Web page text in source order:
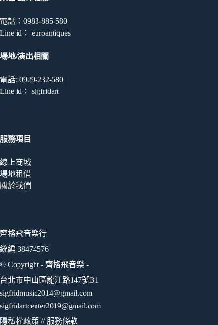
電話：0983-885-580
Line id： euroantiques
場地/演出相關
電話: 0929-232-580
Line id： sigfridart
服務項目
線上商城
場地租借
關於我們
齊格飛音樂行
統編 38474576
© Copyright - 齊格飛音樂 -
台北市中山區龍江路147號B1
sigfridmusic2014@gmail.com
sigfridartcenter2019@gmail.com
隱私權政策 // 服務條款